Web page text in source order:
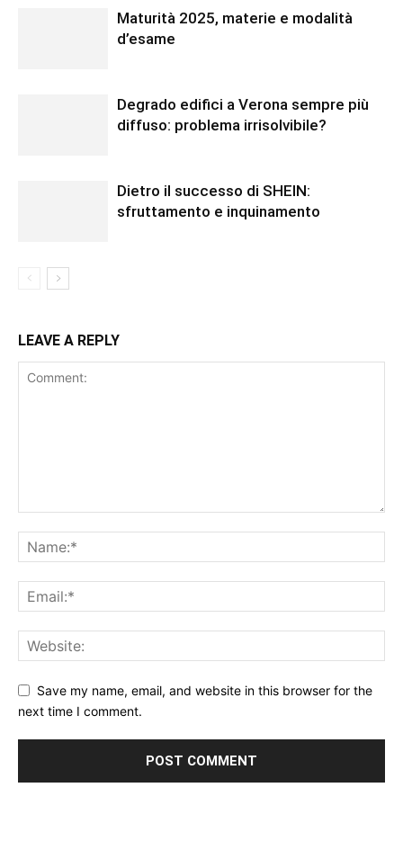
Maturità 2025, materie e modalità
d’esame
Degrado edifici a Verona sempre più
diffuso: problema irrisolvibile?
Dietro il successo di SHEIN:
sfruttamento e inquinamento
LEAVE A REPLY
Save my name, email, and website in this browser for the
next time I comment.